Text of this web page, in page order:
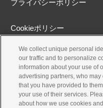
プライバシーポリシー
Cookieポリシー
アクセシビリティ方針
古物営業法に基づく表示
We collect unique personal
our traffic and to personalize
information about your use of
advertising partners, who
that you have provided to
your use of their services.
about how we use cookies